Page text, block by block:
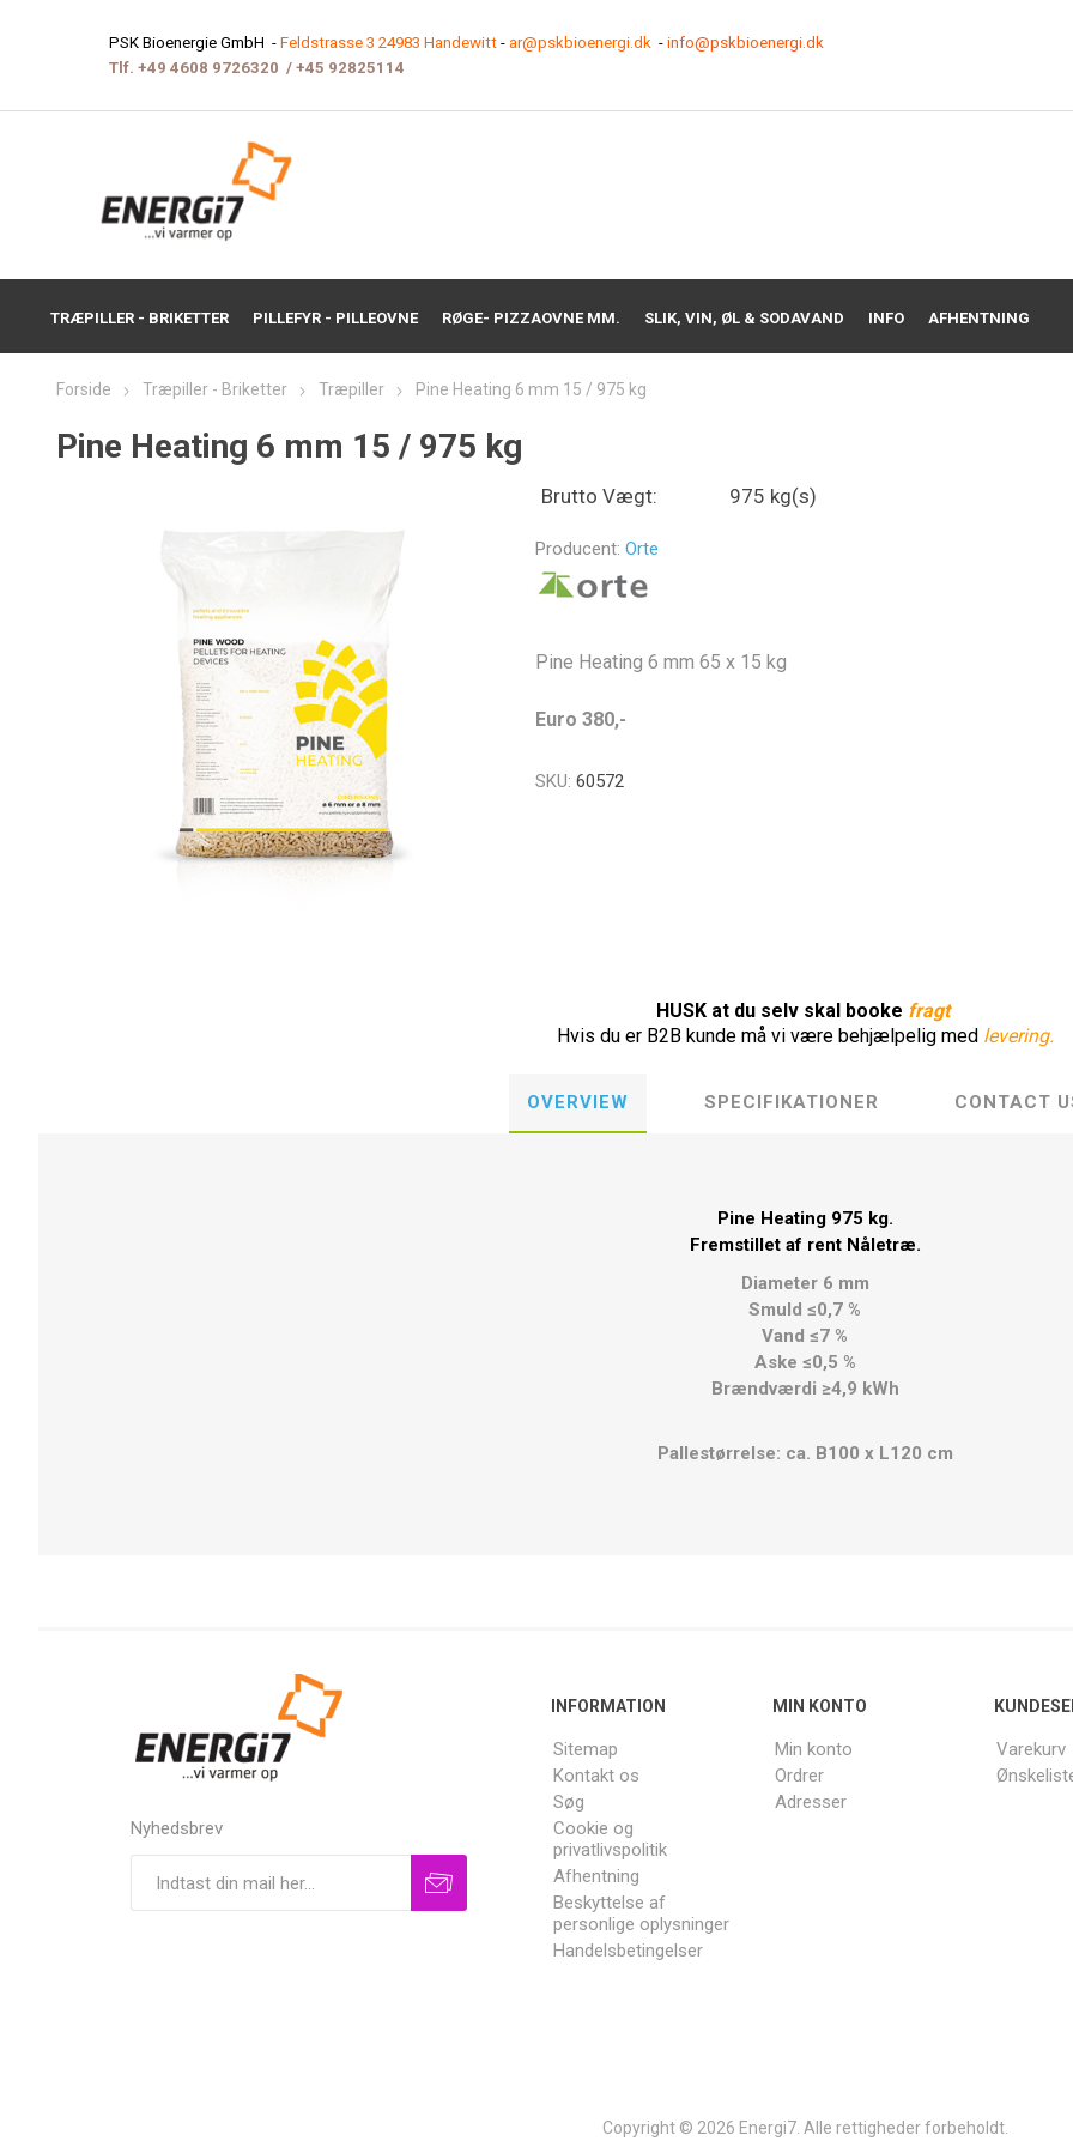
PSK Bioenergie GmbH - Feldstrasse 3 24983 Handewitt- ar@pskbioenergi.dk- info@pskbioenergi.dk
Tlf. +49 4608 9726320 / +45 9282511 4
TRÆPILLER - BRIKETTER PILLEFYR - PILLEOVNE RØGE- PIZZAOVNE MM. SLIK, VIN, ØL & SODAVAND INFO AFHENTNING
Forside Træpiller - Briketter Træpiller Pine Heating 6 mm 15 / 975 kg
Pine Heating 6 mm 15 / 975 kg
Brutto Vægt: 975 kg(s)
Producent: Orte
Pine Heating 6 mm 65 x 15 kg
Euro 380,-
SKU: 60572
HUSK at du selv skal booke fragt
Hvis du er B2B kunde må vi være behjælpelig med levering.
OVERVIEW SPECIFIKATIONER CONTACT
Pine Heating 975 kg.
Fremstillet af rent Nåletræ.
Diameter 6 mm
Smuld ≤0,7 %
Vand ≤7 %
Aske ≤0,5 %
Brændværdi ≥4,9 kWh
Pallestørrelse: ca. B100 x L120 cm
Nyhedsbrev
INFORMATION
Sitemap
Kontakt os
Søg
Cookie og
privatlivspolitik
Afhentning
Beskyttelse af
personlige oplysninger
Handelsbetingelser
MIN KONTO
Min konto
Ordrer
Adresser
Varekurv
Copyright © 2026 Energi7. Alle rettigheder forbeholdt.